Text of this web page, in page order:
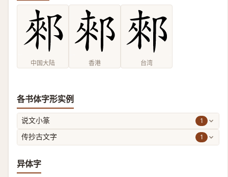
中国大陆 香港 台湾
各书体字形实例
说文小篆 1
传抄古文字 1
异体字